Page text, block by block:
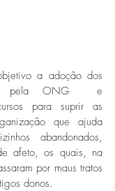
a adoção dos
pela ONG  e
para suprir as
que ajuda
abandonados,
afeto, os quais, na
por maus tratos
donos.